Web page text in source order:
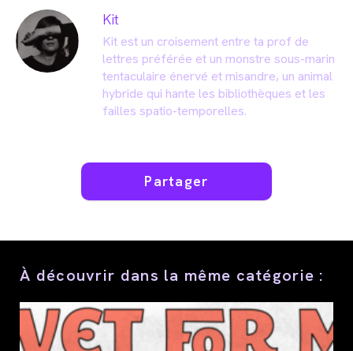
Kit
Kit est un croisement entre ta prof de
lettres préférée et un monstre sous-marin
tentaculaire énervé et misandre, un animal
hybride qui hante les bibliothèques et les
failles spatio-temporelles.
Partager
Partager
À découvrir dans la même catégorie :